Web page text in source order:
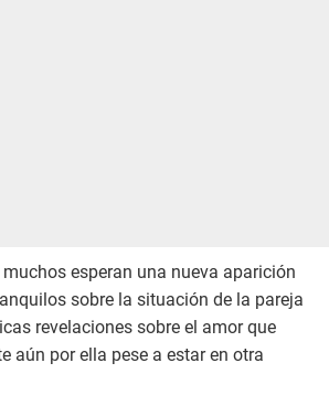
esperan una nueva aparición
sobre la situación de la pareja
revelaciones sobre el amor que
aún por ella pese a estar en otra